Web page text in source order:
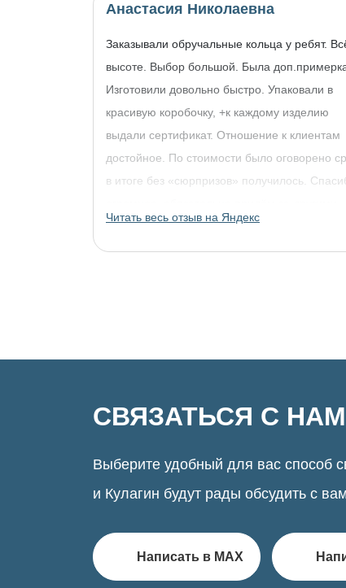
Анастасия Николаевна
Заказывали обручальные кольца у ребят.
высоте. Выбор большой. Была
Изготовили довольно быстро. Упаковали в
красивую коробочку, +к каждому изделию
выдали сертификат. Отношение к клиентам
достойное. По стоимости было оговорено
в итоге без «сюрпризов» получилось.
украшениями!
Читать весь отзыв на Яндекс
СВЯЗАТЬСЯ С
Выберите удобный для вас способ
и Кулагин будут рады обсудить с
Написать в MAX